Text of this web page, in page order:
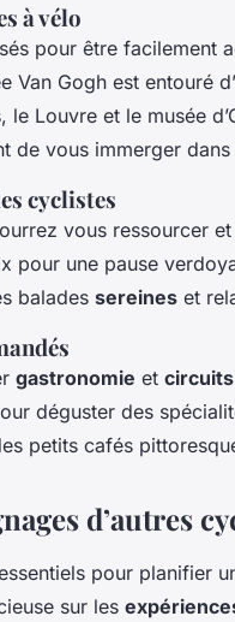
à vélo
pour être facilement
Van Gogh est entouré
le Louvre et le musée
de vous immerger
cyclistes
vous ressourcer
pour une pause
balades sereines et
gastronomie et
déguster des
petits cafés
d’autres
pour planifier
sur les